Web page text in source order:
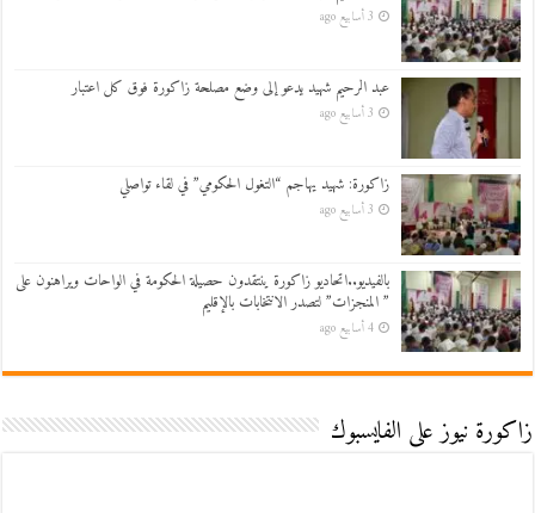
3 أسابيع ago
عبد الرحيم شهيد يدعو إلى وضع مصلحة زاكورة فوق كل اعتبار
3 أسابيع ago
زاكورة: شهيد يهاجم “التغول الحكومي” في لقاء تواصلي
3 أسابيع ago
بالفيديو..اتحاديو زاكورة ينتقدون حصيلة الحكومة في الواحات ويراهنون على
” المنجزات” لتصدر الانتخابات بالإقليم
4 أسابيع ago
زاكورة نيوز على الفايسبوك